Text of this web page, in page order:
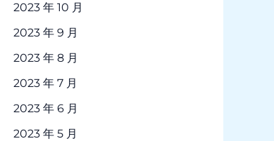
2023 年 10 月
2023 年 9 月
2023 年 8 月
2023 年 7 月
2023 年 6 月
2023 年 5 月